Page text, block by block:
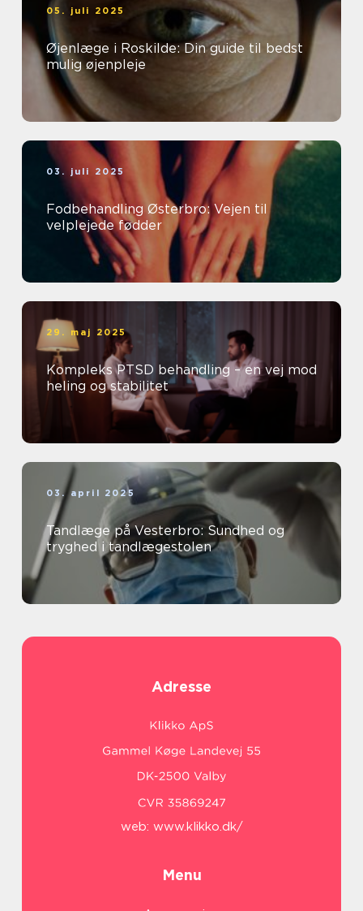
05. juli 2025
Øjenlæge i Roskilde: Din guide til bedst
mulig øjenpleje
03. juli 2025
Fodbehandling Østerbro: Vejen til
velplejede fødder
29. maj 2025
Kompleks PTSD behandling – en vej mod
heling og stabilitet
03. april 2025
Tandlæge på Vesterbro: Sundhed og
tryghed i tandlægestolen
Adresse
web: www.klikko.dk/
Menu